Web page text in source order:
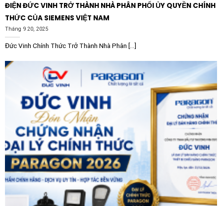
Công nghiệp nặng:Lắp đặt trong các tủ điện tổng
của nhà máy thép, xi măng, hóa chất và các xưởng
nhà cao tầng, trung tâm thương mại, bệnh viện và
sân bay.
Năng lượng:Sử dụng trong các trạm biến áp hạ thế
và hệ thống phân phối điện mặt trời áp mái công
nghiệp.
Trung tâm dữ liệu (Data Center):
Đảm bảo nguồn
điện sạch và an toàn cho các hệ thống máy chủ
quan trọng.
Với uy tín từ thương hiệu Schneider Electric toàn cầu,
Aptomat khối Schneider C125N420FM là sự lựa chọn
ĐIỆN ĐỨC VINH TRỞ THÀNH NHÀ PHÂN PHỐI ỦY QUYỀN CHÍNH
THỨC CỦA SIEMENS VIỆT NAM
Tháng 9 20, 2025
Đức Vinh Chính Thức Trở Thành Nhà Phân [...]